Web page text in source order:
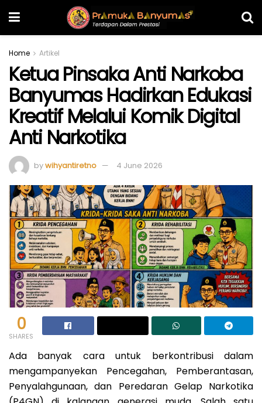
Home Artikel
Ketua Pinsaka Anti Narkoba
Banyumas Hadirkan Edukasi
Kreatif Melalui Komik Digital
Anti Narkotika
bywihyantiretno 4 June 2026
0
SHARES
Ada banyak cara untuk berkontribusi dalam
mengampanyekan Pencegahan, Pemberantasan,
Penyalahgunaan, dan Peredaran Gelap Narkotika